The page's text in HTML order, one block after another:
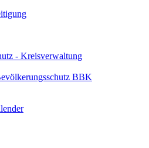
- Kreisverwaltung
BBK